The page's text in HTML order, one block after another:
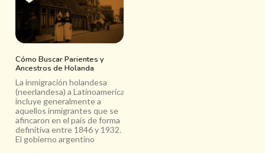
Cómo Buscar Parientes y
Ancestros de Holanda
La inmigración holandesa
(neerlandesa) a Latinoamerica
incluye generalmente a
aquellos inmigrantes que se
afincaron en el país de forma
definitiva entre 1846 y 1932.
El gobierno argentino